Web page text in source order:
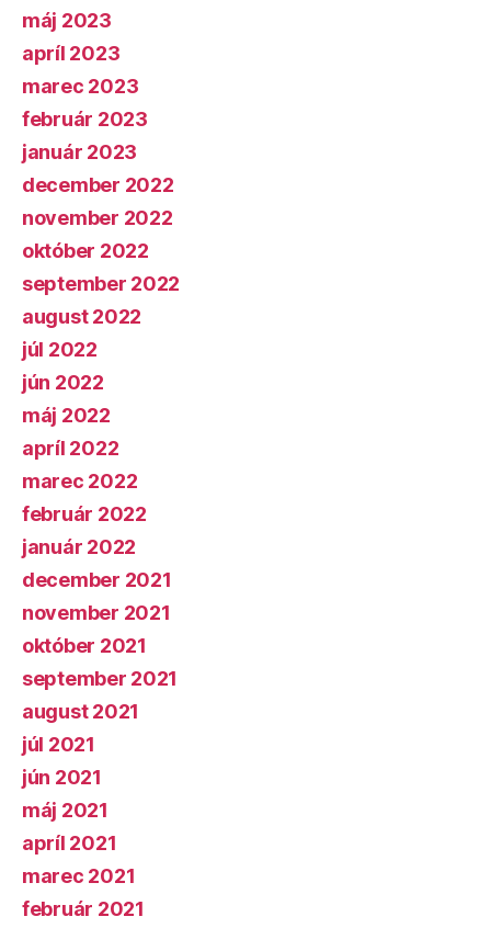
máj 2023
apríl 2023
marec 2023
február 2023
január 2023
december 2022
november 2022
október 2022
september 2022
august 2022
júl 2022
jún 2022
máj 2022
apríl 2022
marec 2022
február 2022
január 2022
december 2021
november 2021
október 2021
september 2021
august 2021
júl 2021
jún 2021
máj 2021
apríl 2021
marec 2021
február 2021